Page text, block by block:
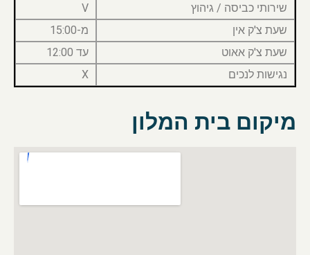
שירותי כביסה / גיהוץ
V
שעת צ'ק אין
מ-15:00
שעת צ'ק אאוט
עד 12:00
נגישות לנכים
X
מיקום בית המלון